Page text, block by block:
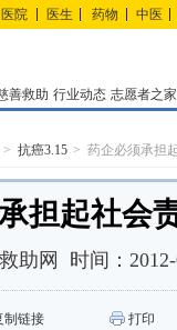
医院 医生 药物 中医
善救助 行业动态 志愿者之家
抗癌3.15 药企必须承担
担起社会
助网 时间：
制链接 打印